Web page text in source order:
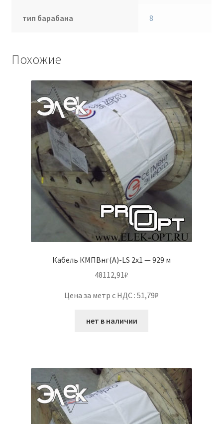
тип барабана 8
Похожие
Кабель КМПВнг(А)-LS 2х1 — 929 м
48112,91₽
Цена за метр с НДС : 51,79₽
нет в наличии